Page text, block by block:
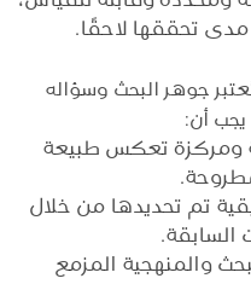
تحققها لاحقًا.
جوهر البحث وسؤاله
يجب أن:
ومركزة تعكس طبيعة
تم تحديدها من خلال
السابقة.
والمنهجية المزمع